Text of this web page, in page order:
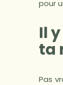
pour
Il
ta
Pas